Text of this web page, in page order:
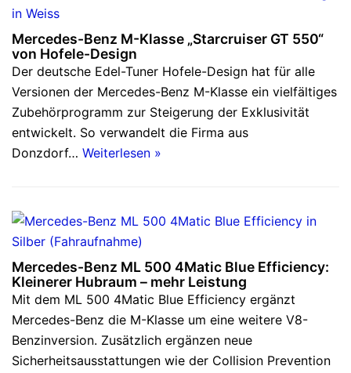
Mercedes-Benz M-Klasse „Starcruiser GT 550“
von Hofele-Design
Der deutsche Edel-Tuner Hofele-Design hat für alle
Versionen der Mercedes-Benz M-Klasse ein vielfältiges
Zubehörprogramm zur Steigerung der Exklusivität
entwickelt. So verwandelt die Firma aus
Donzdorf… Weiterlesen »
Mercedes-Benz ML 500 4Matic Blue Efficiency:
Kleinerer Hubraum – mehr Leistung
Mit dem ML 500 4Matic Blue Efficiency ergänzt
Mercedes-Benz die M-Klasse um eine weitere V8-
Benzinversion. Zusätzlich ergänzen neue
Sicherheitsausstattungen wie der Collision Prevention